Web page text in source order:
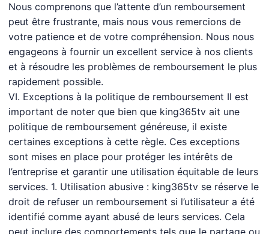
Nous comprenons que l’attente d’un remboursement
peut être frustrante, mais nous vous remercions de
votre patience et de votre compréhension. Nous nous
engageons à fournir un excellent service à nos clients
et à résoudre les problèmes de remboursement le plus
rapidement possible.
VI. Exceptions à la politique de remboursement Il est
important de noter que bien que king365tv ait une
politique de remboursement généreuse, il existe
certaines exceptions à cette règle. Ces exceptions
sont mises en place pour protéger les intérêts de
l’entreprise et garantir une utilisation équitable de leurs
services. 1. Utilisation abusive : king365tv se réserve le
droit de refuser un remboursement si l’utilisateur a été
identifié comme ayant abusé de leurs services. Cela
peut inclure des comportements tels que le partage ou